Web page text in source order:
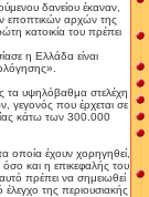
δανείου έκαναν,
εποπτικών αρχών της
κατοικία του πρέπει
η Ελλάδα είναι
τα υψηλόβαθμα στελέχη
γεγονός που έρχεται σε
κάτω των 300.000
οποία έχουν χορηγηθεί,
και η επικεφαλής του
πρέπει να σημειωθεί
έλεγχο της περιουσιακής